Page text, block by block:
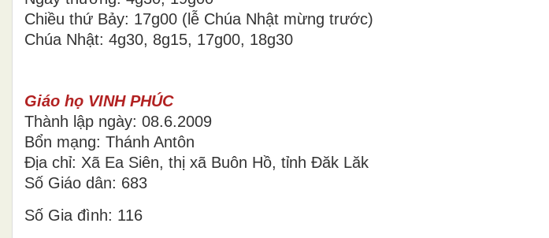
Chiều thứ Bảy: 17g00 (lễ Chúa Nhật mừng trước)
Chúa Nhật: 4g30, 8g15, 17g00, 18g30
Giáo họ VINH PHÚC
Thành lập ngày: 08.6.2009
Bổn mạng: Thánh Antôn
Địa chỉ: Xã Ea Siên, thị xã Buôn Hồ, tỉnh Đăk Lăk
Số Giáo dân: 683
Số Gia đình: 116